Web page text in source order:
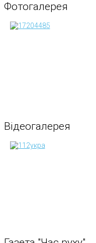
Фотогалерея
Відеогалерея